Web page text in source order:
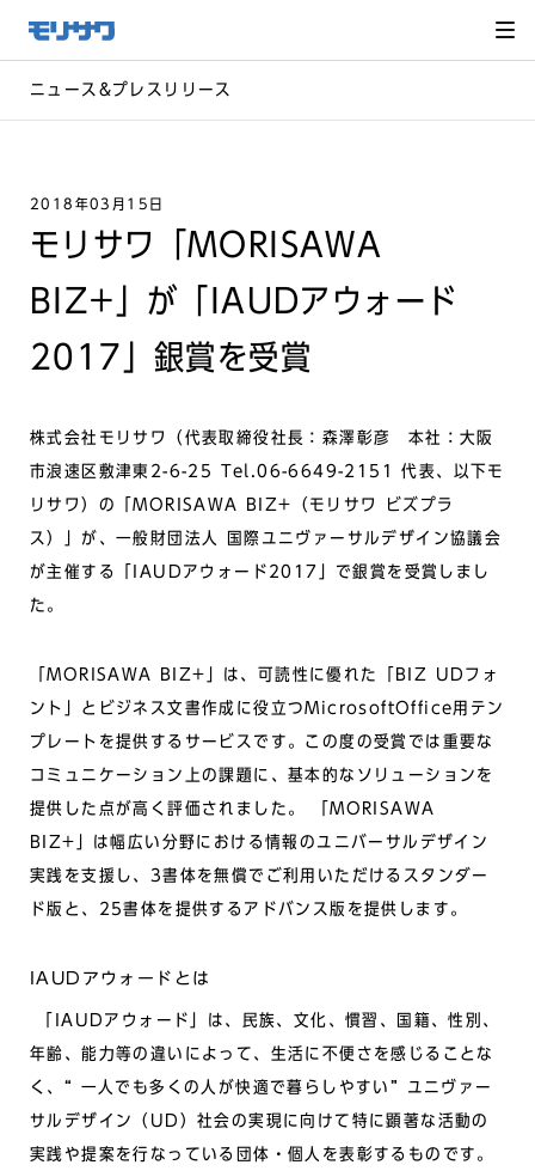
メ
ニュー
飛ばし
へ移動
ニュース&プレスリリース
2018年03月15日
モリサワ「MORISAWA
BIZ+」が「IAUDアウォード
2017」銀賞を受賞
株式会社モリサワ（代表取締役社長：森澤彰彦 本社：大阪
市浪速区敷津東2-6-25 Tel.06-6649-2151 代表、以下モ
リサワ）の「MORISAWA BIZ+（モリサワ ビズプラ
ス）」が、一般財団法人 国際ユニヴァーサルデザイン協議会
が主催する「IAUDアウォード2017」で銀賞を受賞しまし
た。
「MORISAWA BIZ+」は、可読性に優れた「BIZ UDフォ
ント」とビジネス文書作成に役立つMicrosoftOffice用テン
プレートを提供するサービスです。この度の受賞では重要な
コミュニケーション上の課題に、基本的なソリューションを
提供した点が高く評価されました。 「MORISAWA
BIZ+」は幅広い分野における情報のユニバーサルデザイン
実践を支援し、3書体を無償でご利用いただけるスタンダー
ド版と、25書体を提供するアドバンス版を提供します。
IAUDアウォードとは
「IAUDアウォード」は、民族、文化、慣習、国籍、性別、
年齢、能力等の違いによって、生活に不便さを感じることな
く、“ 一人でも多くの人が快適で暮らしやすい” ユニヴァー
サルデザイン（UD）社会の実現に向けて特に顕著な活動の
実践や提案を行なっている団体・個人を表彰するものです。